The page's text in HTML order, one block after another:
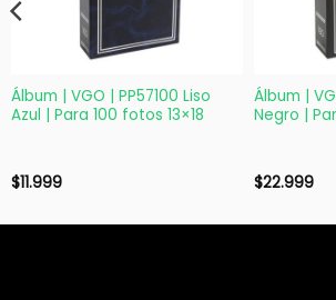
Álbum | VGO | PP57100 Liso
Azul | Para 100 fotos 13×18
$11.999
Álbum |
Negro |
$22.999